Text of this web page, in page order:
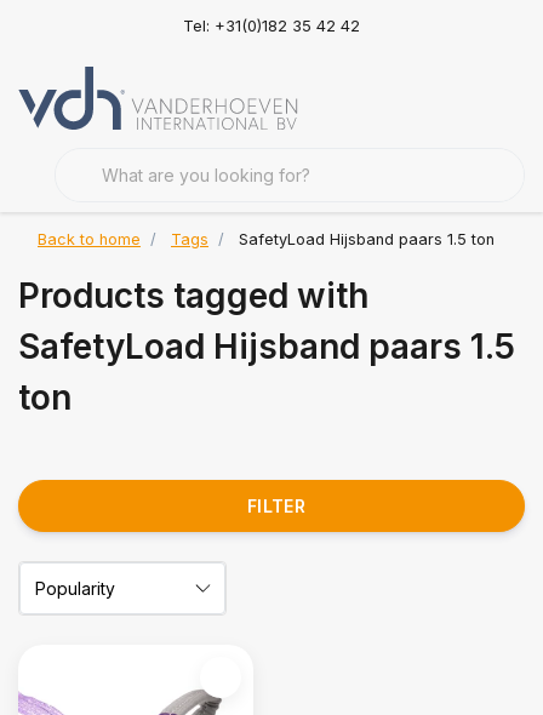
Tel: +31(0)182 35 42 42
Back to home Tags SafetyLoad Hijsband paars 1.5 ton
Products tagged with
SafetyLoad Hijsband paars 1.5
ton
FILTER